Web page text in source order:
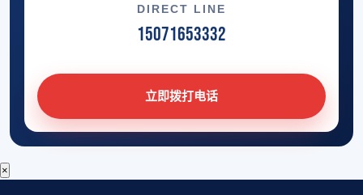
DIRECT LINE
15071653332
立即拨打电话
×